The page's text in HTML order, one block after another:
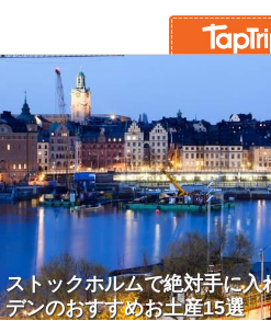
ストックホルムで絶対手に入
デンのおすすめお土産15選